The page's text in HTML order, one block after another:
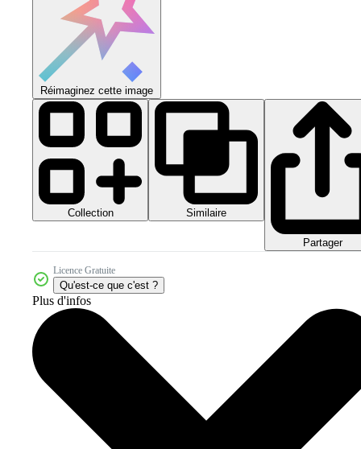
Réimaginez cette image
Collection Similaire
Partager
Licence Gratuite
Qu'est-ce que c'est ?
Plus d'infos